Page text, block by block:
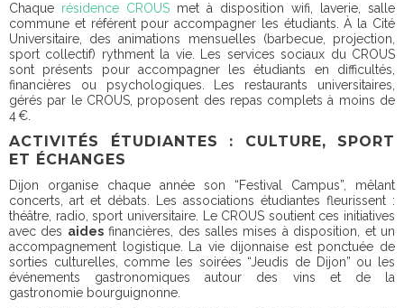
Chaque résidence CROUS met à disposition wifi, laverie, salle
commune et référent pour accompagner les étudiants. À la Cité
Universitaire, des animations mensuelles (barbecue, projection,
sport collectif) rythment la vie. Les services sociaux du CROUS
sont présents pour accompagner les étudiants en difficultés,
financières ou psychologiques. Les restaurants universitaires,
gérés par le CROUS, proposent des repas complets à moins de
4 €.
ACTIVITÉS ÉTUDIANTES : CULTURE, SPORT
ET ÉCHANGES
Dijon organise chaque année son “Festival Campus”, mêlant
concerts, art et débats. Les associations étudiantes fleurissent :
théâtre, radio, sport universitaire. Le CROUS soutient ces initiatives
avec des aidesfinancières, des salles mises à disposition, et un
accompagnement logistique. La vie dijonnaise est ponctuée de
sorties culturelles, comme les soirées “Jeudis de Dijon” ou les
événements gastronomiques autour des vins et de la
gastronomie bourguignonne.